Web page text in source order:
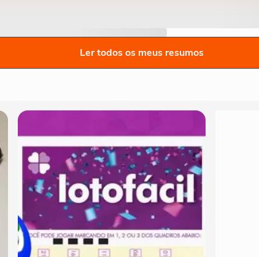
Ler todos os meus resumos